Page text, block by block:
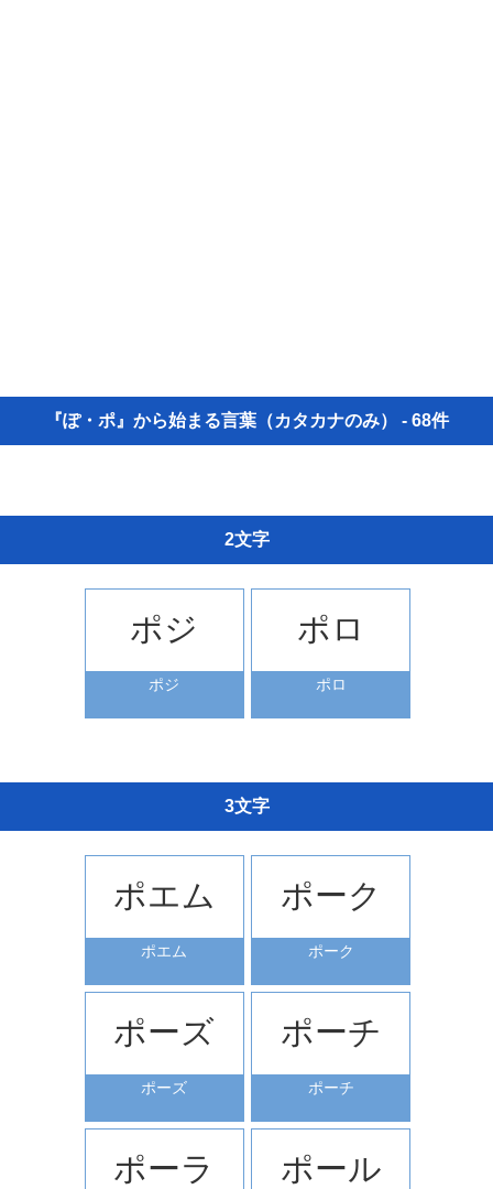
『ぽ・ポ』から始まる言葉（カタカナのみ） - 68件
2文字
ポジ
ポジ
ポロ
ポロ
3文字
ポエム
ポエム
ポーク
ポーク
ポーズ
ポーズ
ポーチ
ポーチ
ポーラ ポール